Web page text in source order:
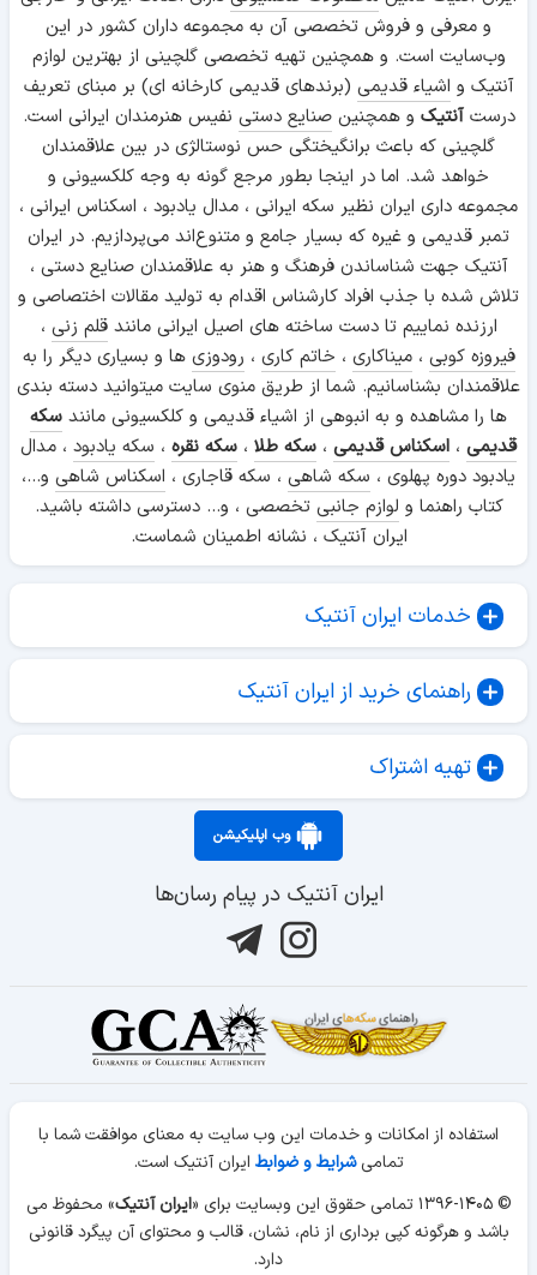
و معرفی و فروش تخصصی آن به مجموعه داران کشور در این
وب‌سایت است. و همچنین تهیه تخصصی گلچینی از بهترین لوازم
آنتیک و اشیاء قدیمی (برندهای قدیمی کارخانه ای) بر مبنای تعریف
درستآنتیک و همچنینصنایع دستی نفیس هنرمندان ایرانی است.
گلچینی که باعث برانگیختگی حس نوستالژی در بین علاقمندان
خواهد شد. اما در اینجا بطور مرجع گونه به وجه کلکسیونی و
مجموعه داری ایران نظیر سکه ایرانی ، مدال یادبود ، اسکناس ایرانی ،
تمبر قدیمی و غیره که بسیار جامع و متنوع‌اند می‌پردازیم. در ایران
آنتیک جهت شناساندن فرهنگ و هنر به علاقمندان صنایع دستی ،
تلاش شده با جذب افراد کارشناس اقدام به تولید مقالات اختصاصی و
ارزنده نماییم تا دست ساخته های اصیل ایرانی مانندقلم زنی ،
فیروزه کوبی ،میناکاری ، خاتم کاری ، رودوزی ها و بسیاری دیگر را به
علاقمندان بشناسانیم. شما از طریق منوی سایت میتوانید دسته بندی
ها را مشاهده و به انبوهی از اشیاء قدیمی و کلکسیونی مانند سکه
قدیمی ، اسکناس قدیمی ، سکه طلا ، سکه نقره ، سکه یادبود ، مدال
یادبود دوره پهلوی ، سکه شاهی ، سکه قاجاری ، اسکناس شاهی و...،
کتاب راهنما و لوازم جانبی تخصصی ، و... دسترسی داشته باشید.
ایران آنتیک ، نشانه اطمینان شماست.
خدمات ایران آنتیک
راهنمای خرید از ایران آنتیک
تهیه اشتراک
وب اپلیکیشن
ایران آنتیک در پیام رسان‌ها
استفاده از امکانات و خدمات این وب سایت به معنای موافقت شما با
تمامیشرایط و ضوابط ایران آنتیک است.
© ۱۳۹۶-۱۴۰۵ تمامی حقوق این وبسایت برای «
ایران آنتیک» محفوظ می
باشد و هرگونه کپی برداری از نام، نشان، قالب و محتوای آن پیگرد قانونی
دارد.